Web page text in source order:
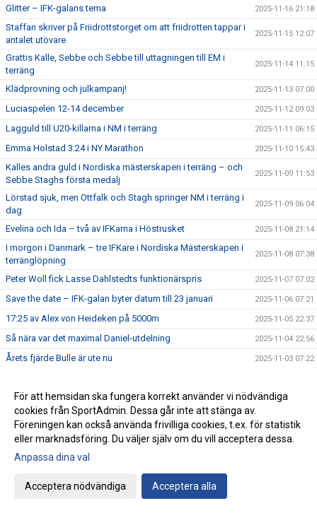
Glitter – IFK-galans tema 2025-11-16 21:18
Staffan skriver på Friidrottstorget om att friidrotten tappar i
antalet utövare
2025-11-15 12:07
Grattis Kalle, Sebbe och Sebbe till uttagningen till EM i
terräng
2025-11-14 11:15
Klädprovning och julkampanj! 2025-11-13 07:00
Luciaspelen 12-14 december 2025-11-12 09:03
Lagguld till U20-killarna i NM i terräng 2025-11-11 06:15
Emma Holstad 3:24 i NY Marathon 2025-11-10 15:43
Kalles andra guld i Nordiska mästerskapen i terräng – och
Sebbe Staghs första medalj
2025-11-09 11:53
Lörstad sjuk, men Ottfalk och Stagh springer NM i terräng i
dag
2025-11-09 06:04
Evelina och Ida – två av IFKarna i Höstrusket 2025-11-08 21:14
I morgon i Danmark – tre IFKare i Nordiska Mästerskapen i
terränglöpning
2025-11-08 07:38
Peter Woll fick Lasse Dahlstedts funktionärspris 2025-11-07 07:02
Save the date – IFK-galan byter datum till 23 januari 2025-11-06 07:21
17:25 av Alex von Heideken på 5000m 2025-11-05 22:37
Så nära var det maximal Daniel-utdelning 2025-11-04 22:56
Årets fjärde Bulle är ute nu 2025-11-03 07:22
Emma Holstad 1:35 på halvmaran 2025-11-01 22:35
Terräng-SM: 18 IFK Lidingö-lag i Mix-stafetten
Terräng-SM: Luddes sista lopp i IFKs blåvita tävlingsdräkt 2025-10-30 07:01
Terräng-SM: Tilda sjua i F15
Terräng-SM: Veteranerna femma i lag
IFK Centralorganisations styrelse på besök i Helsingfors
För att hemsidan ska fungera korrekt använder vi nödvändiga
cookies från SportAdmin. Dessa går inte att stänga av.
Föreningen kan också använda frivilliga cookies, t.ex. för statistik
eller marknadsföring. Du väljer själv om du vill acceptera dessa.
Anpassa dina val
Acceptera nödvändiga Acceptera alla